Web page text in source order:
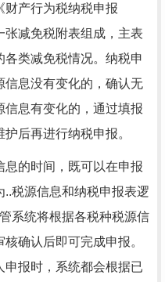
财产行为税纳税申报
减免税附表组成，主表
类减免税情况。纳税申
信息没有变化的，确认无
息有变化的，通过填报
后再进行纳税申报。
的时间，既可以在申报
税源信息和纳税申报表逻
系统将根据各税种税源信
确认后即可完成申报。
报时，系统都会根据已